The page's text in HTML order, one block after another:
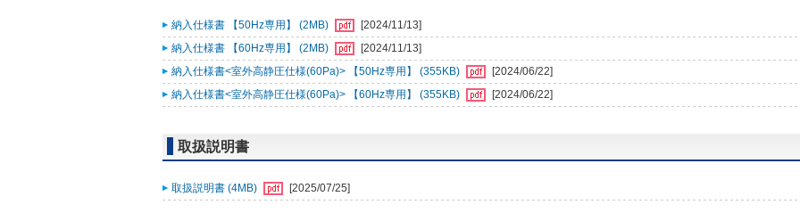
納入仕様書 【50Hz専用】 (2MB)
[2024/11/13]
納入仕様書 【60Hz専用】 (2MB)
[2024/11/13]
納入仕様書<室外高静圧仕様(60Pa)> 【50Hz専用】 (355KB)
[2024/06/22]
納入仕様書<室外高静圧仕様(60Pa)> 【60Hz専用】 (355KB)
[2024/06/22]
取扱説明書
取扱説明書 (4MB) [2025/07/25]